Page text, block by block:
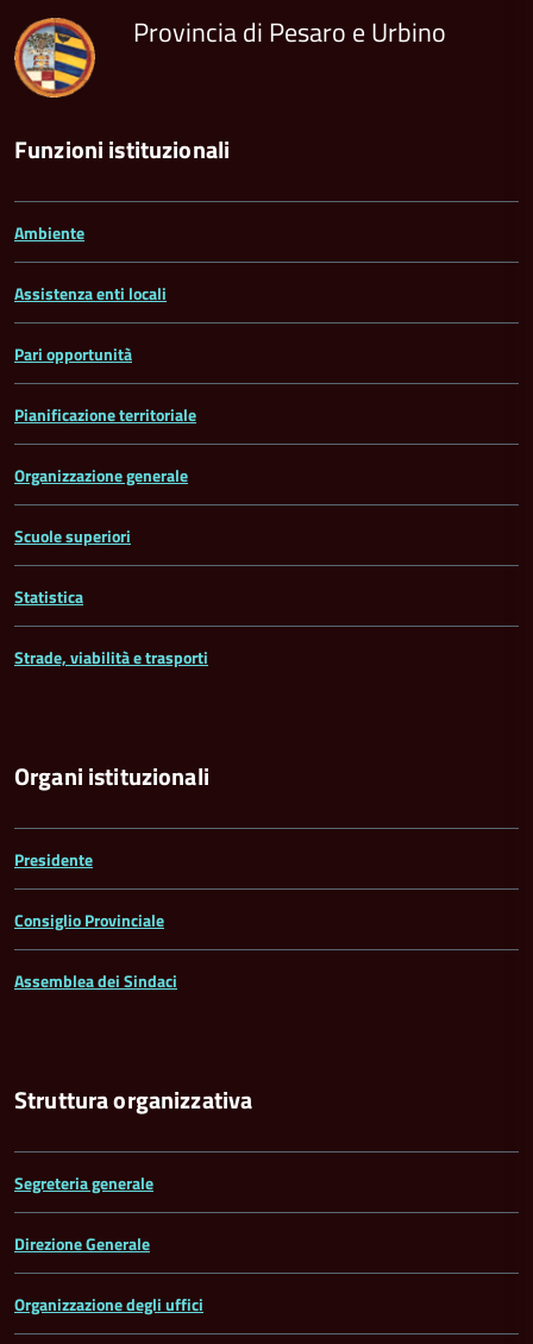
Provincia di Pesaro e Urbino
Funzioni istituzionali
Ambiente
Assistenza enti locali
Pari opportunità
Pianificazione territoriale
Organizzazione generale
Scuole superiori
Statistica
Strade, viabilità e trasporti
Organi istituzionali
Presidente
Consiglio Provinciale
Assemblea dei Sindaci
Struttura organizzativa
Segreteria generale
Direzione Generale
Organizzazione degli uffici